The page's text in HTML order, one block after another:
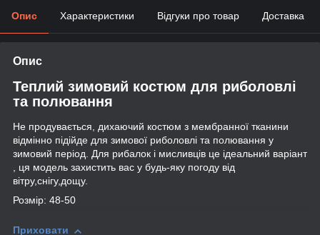
Опис Характеристики Відгуки про товар Доставка
Опис
Теплий зимовий костюм для риболовлі
та полювання
Не продувається, дихаючий костюм з мембранної тканини
відмінно підійде для зимової риболовлі та полювання у
зимовий період. Для рибалок і мисливців це ідеальний варіант
, ця модель захистить вас у будь-яку погоду від
вітру,снігу,дощу.
Розмір: 48-50
Приховати